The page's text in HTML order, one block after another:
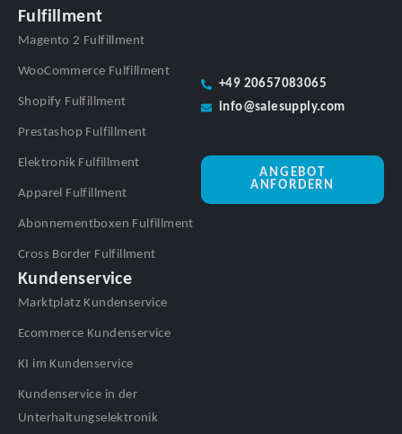
Fulfillment
Magento 2 Fulfillment
WooCommerce Fulfillment
Shopify Fulfillment
Prestashop Fulfillment
Elektronik Fulfillment
Apparel Fulfillment
Abonnementboxen Fulfillment
Cross Border Fulfillment
Kundenservice
Marktplatz Kundenservice
Ecommerce Kundenservice
KI im Kundenservice
Kundenservice in der
Unterhaltungselektronik
+49 20657083065
info@salesupply.com
ANGEBOT
ANFORDERN